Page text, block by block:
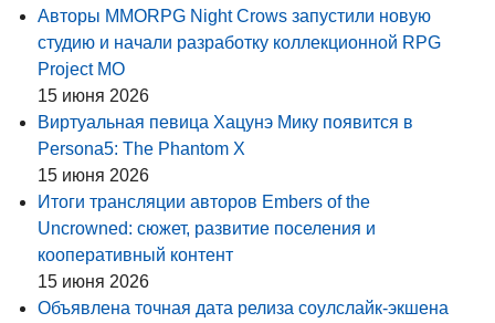
Авторы MMORPG Night Crows запустили новую
студию и начали разработку коллекционной RPG
Project MO
15 июня 2026
Виртуальная певица Хацунэ Мику появится в
Persona5: The Phantom X
15 июня 2026
Итоги трансляции авторов Embers of the
Uncrowned: сюжет, развитие поселения и
кооперативный контент
15 июня 2026
Объявлена точная дата релиза соулслайк-экшена